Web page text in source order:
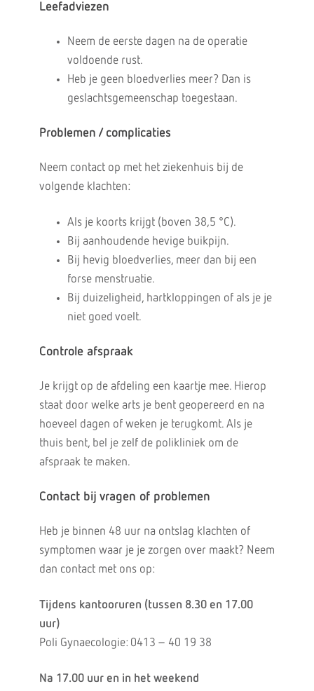
Leefadviezen
Neem de eerste dagen na de operatie
voldoende rust.
Heb je geen bloedverlies meer? Dan is
geslachtsgemeenschap toegestaan.
Problemen / complicaties
Neem contact op met het ziekenhuis bij de
volgende klachten:
Als je koorts krijgt (boven 38,5 °C).
Bij aanhoudende hevige buikpijn.
Bij hevig bloedverlies, meer dan bij een
forse menstruatie.
Bij duizeligheid, hartkloppingen of als je je
niet goed voelt.
Controle afspraak
Je krijgt op de afdeling een kaartje mee. Hierop
staat door welke arts je bent geopereerd en na
hoeveel dagen of weken je terugkomt. Als je
thuis bent, bel je zelf de polikliniek om de
afspraak te maken.
Contact bij vragen of problemen
Heb je binnen 48 uur na ontslag klachten of
symptomen waar je je zorgen over maakt? Neem
dan contact met ons op:
Tijdens kantooruren (tussen 8.30 en 17.00
uur)
Poli Gynaecologie: 0413 – 40 19 38
Na 17.00 uur en in het weekend